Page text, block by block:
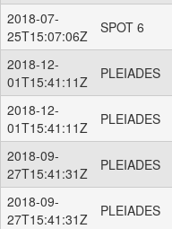
2018-07-
25T15:07:06Z
SPOT 6
2018-12-
01T15:41:11Z
PLEIADES
2018-12-
01T15:41:11Z
PLEIADES
2018-09-
27T15:41:31Z
PLEIADES
2018-09-
27T15:41:31Z
PLEIADES